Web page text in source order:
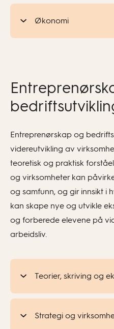
Økonomi
Entreprenørskap og
videreutvikling av
teoretisk og praktisk
og virksomheter kan
og samfunn, og gir innsikt i
kan skape nye og utvikle
og forberede elevene på
arbeidsliv.
Teorier, skriving og
Strategi og